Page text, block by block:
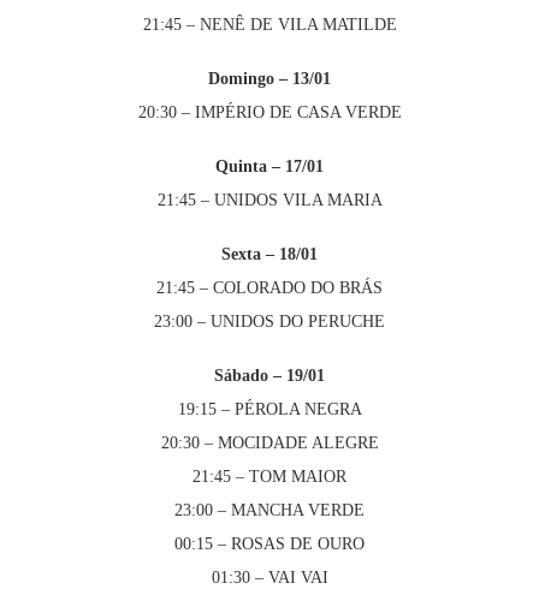
21:45 – NENÊ DE VILA MATILDE
Domingo – 13/01
20:30 – IMPÉRIO DE CASA VERDE
Quinta – 17/01
21:45 – UNIDOS VILA MARIA
Sexta – 18/01
21:45 – COLORADO DO BRÁS
23:00 – UNIDOS DO PERUCHE
Sábado – 19/01
19:15 – PÉROLA NEGRA
20:30 – MOCIDADE ALEGRE
21:45 – TOM MAIOR
23:00 – MANCHA VERDE
00:15 – ROSAS DE OURO
01:30 – VAI VAI